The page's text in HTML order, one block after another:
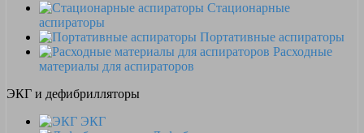
Стационарные
аспираторы
Портативные аспираторы
Расходные
материалы для аспираторов
ЭКГ и дефибрилляторы
ЭКГ